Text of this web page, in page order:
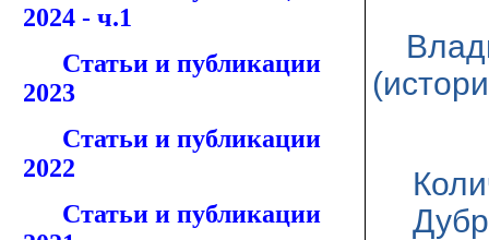
2024 - ч.1
Статьи и публикации
2023
Статьи и публикации
2022
Статьи и публикации